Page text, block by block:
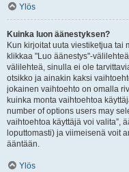
Ylös
Kuinka luon äänestyksen?
Kun kirjoitat uuta viestiketjua tai
klikkaa "Luo äänestys"-
välilehteä, sinulla ei ole
otsikko ja ainakin kaksi
jokainen vaihtoehto on omalla
kuinka monta vaihtoehtoa
number of options users may
vaihtoehtoa käyttäjä voi valita”,
loputtomasti) ja viimeisenä voit
ääntään.
Ylös